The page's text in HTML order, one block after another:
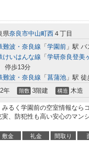
県奈良市中山町西 ４丁目
難波・奈良線 「 学園前 」駅
けいはんな線 「 学研奈良登美
停歩13分
難波・奈良線 「 菖蒲池 」駅 徒
年 階数 3階建 構造 木造
みるく学園前の空室情報なら
実、防犯性も高い安心のマン
敷金 礼金 間取り